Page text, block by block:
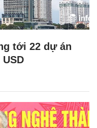
tới 22 dự án